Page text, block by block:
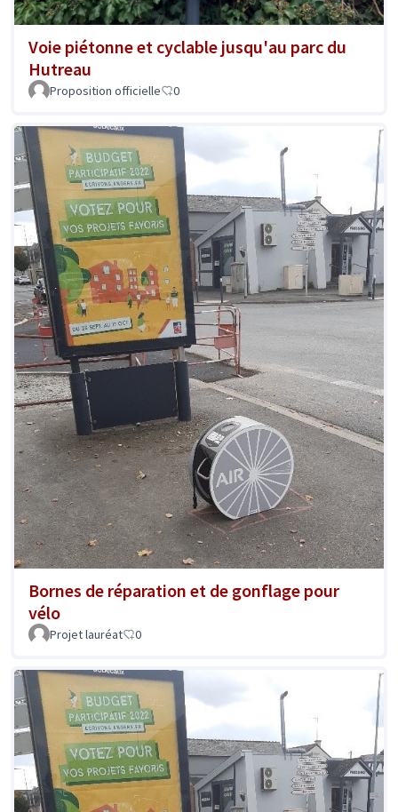
Voie piétonne et cyclable jusqu'au parc du
Hutreau
Proposition officielle 0
Bornes de réparation et de gonflage pour
vélo
Projet lauréat 0